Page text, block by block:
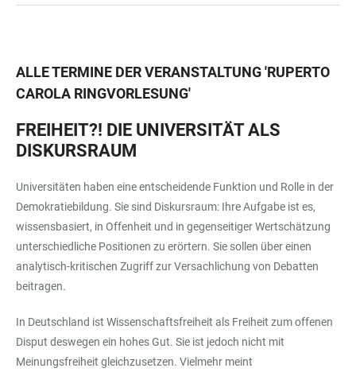
ALLE TERMINE DER VERANSTALTUNG'RUPERTO
CAROLA RINGVORLESUNG'
FREIHEIT?! DIE UNIVERSITÄT ALS
DISKURSRAUM
Universitäten haben eine entscheidende Funktion und Rolle in der
Demokratiebildung. Sie sind Diskursraum: Ihre Aufgabe ist es,
wissensbasiert, in Offenheit und in gegenseitiger Wertschätzung
unterschiedliche Positionen zu erörtern. Sie sollen über einen
analytisch-kritischen Zugriff zur Versachlichung von Debatten
beitragen.
In Deutschland ist Wissenschaftsfreiheit als Freiheit zum offenen
Disput deswegen ein hohes Gut. Sie ist jedoch nicht mit
Meinungsfreiheit gleichzusetzen. Vielmehr meint